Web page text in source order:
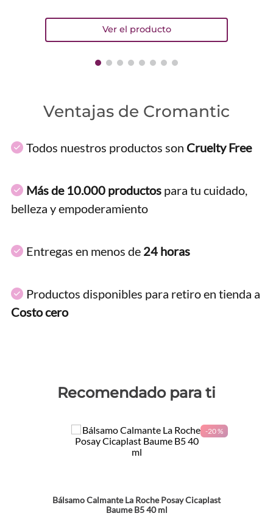
Ventajas de Cromantic
Todos nuestros productos son Cruelty Free
Más de 10.000 productos para tu cuidado,
belleza y empoderamiento
Entregas en menos de 24 horas
Productos disponibles para retiro en tienda a
Costo cero
Recomendado para ti
-20 %
Bálsamo Calmante La Roche Posay Cicaplast
Baume B5 40 ml